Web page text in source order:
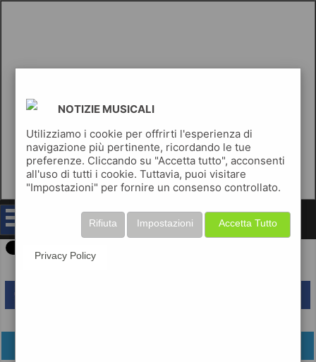
notizie musicali
NOTIZIE MUSICALI
Utilizziamo i cookie per offrirti l'esperienza di
navigazione più pertinente, ricordando le tue
preferenze. Cliccando su "Accetta tutto", acconsenti
all'uso di tutti i cookie. Tuttavia, puoi visitare
"Impostazioni" per fornire un consenso controllato.
Accetta Tutto
Impostazioni
Rifiuta
Privacy Policy